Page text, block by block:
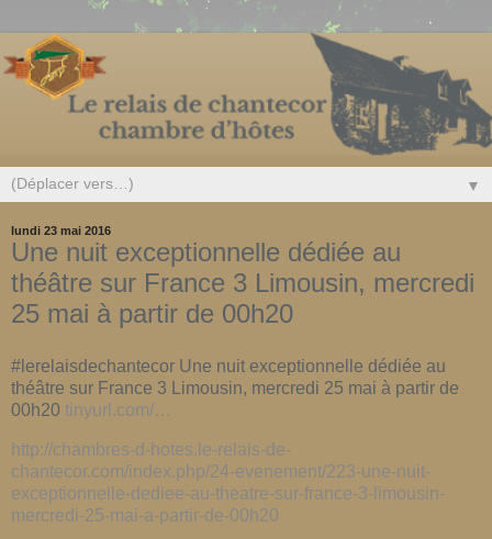
▼
lundi 23 mai 2016
Une nuit exceptionnelle dédiée au
théâtre sur France 3 Limousin, mercredi
25 mai à partir de 00h20
#lerelaisdechantecor Une nuit exceptionnelle dédiée au
théâtre sur France 3 Limousin, mercredi 25 mai à partir de
00h20 tinyurl.com/…
http://chambres-d-hotes.le-relais-de-
chantecor.com/index.php/24-evenement/223-une-nuit-
exceptionnelle-dediee-au-theatre-sur-france-3-limousin-
mercredi-25-mai-a-partir-de-00h20